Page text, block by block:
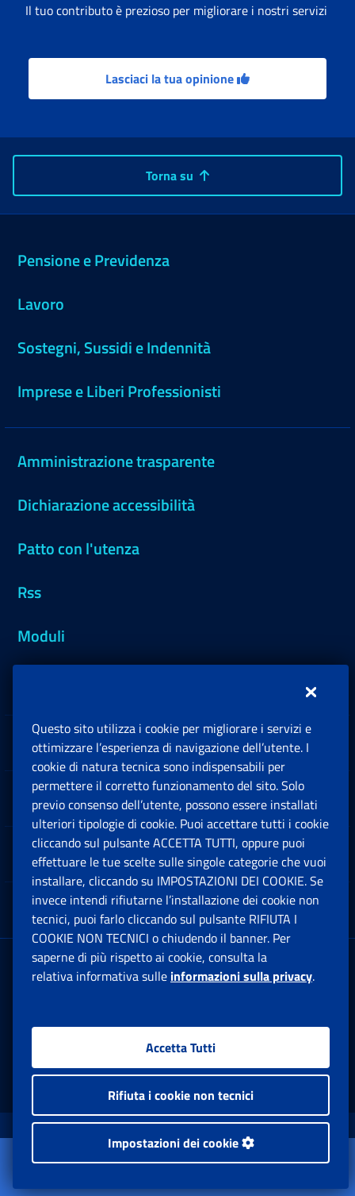
Apri il menu
Il tuo contributo è prezioso per migliorare i nostri servizi
Lasciaci la tua opinione
Torna su
Pensione e Previdenza
Lavoro
Sostegni, Sussidi e Indennità
Imprese e Liberi Professionisti
Amministrazione trasparente
Dichiarazione accessibilità
Patto con l'utenza
Rss
Moduli
Sedi e Contatti
Software
Note Legali
App mobile
Sede Legale : Via Ciro il Grande, 21
00144 Roma
Facebook: Apre una nuova finestra
Twitter: Apre una nuova finestra
Whatsapp: Apre una nuova
Youtube: Apre una
Instagram:
www.inps.gov.it © 1997-2026
Istituto Nazionale Previdenza Sociale.
Questo sito utilizza i cookie per migliorare i servizi e
ottimizzare l’esperienza di navigazione dell’utente. I
cookie di natura tecnica sono indispensabili per
permettere il corretto funzionamento del sito. Solo
previo consenso dell’utente, possono essere installati
ulteriori tipologie di cookie. Puoi accettare tutti i cookie
cliccando sul pulsante ACCETTA TUTTI, oppure puoi
effettuare le tue scelte sulle singole categorie che vuoi
installare, cliccando su IMPOSTAZIONI DEI COOKIE. Se
invece intendi rifiutarne l’installazione dei cookie non
tecnici, puoi farlo cliccando sul pulsante RIFIUTA I
COOKIE NON TECNICI o chiudendo il banner. Per
saperne di più rispetto ai cookie, consulta la
relativa informativa sulle informazioni sulla privacy.
Accetta Tutti
Rifiuta i cookie non tecnici
Impostazioni dei cookie